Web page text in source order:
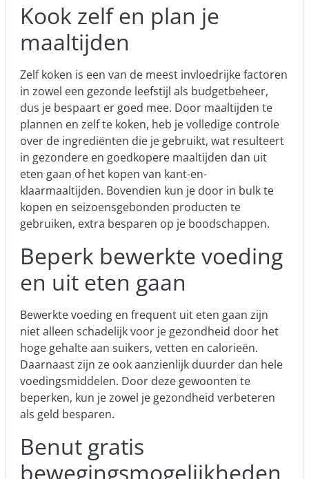
Kook zelf en plan je
maaltijden
Zelf koken is een van de meest invloedrijke factoren
in zowel een gezonde leefstijl als budgetbeheer,
dus je bespaart er goed mee. Door maaltijden te
plannen en zelf te koken, heb je volledige controle
over de ingrediënten die je gebruikt, wat resulteert
in gezondere en goedkopere maaltijden dan uit
eten gaan of het kopen van kant-en-
klaarmaaltijden. Bovendien kun je door in bulk te
kopen en seizoensgebonden producten te
gebruiken, extra besparen op je boodschappen.
Beperk bewerkte voeding
en uit eten gaan
Bewerkte voeding en frequent uit eten gaan zijn
niet alleen schadelijk voor je gezondheid door het
hoge gehalte aan suikers, vetten en calorieën.
Daarnaast zijn ze ook aanzienlijk duurder dan hele
voedingsmiddelen. Door deze gewoonten te
beperken, kun je zowel je gezondheid verbeteren
als geld besparen.
Benut gratis
bewegingsmogelijkheden